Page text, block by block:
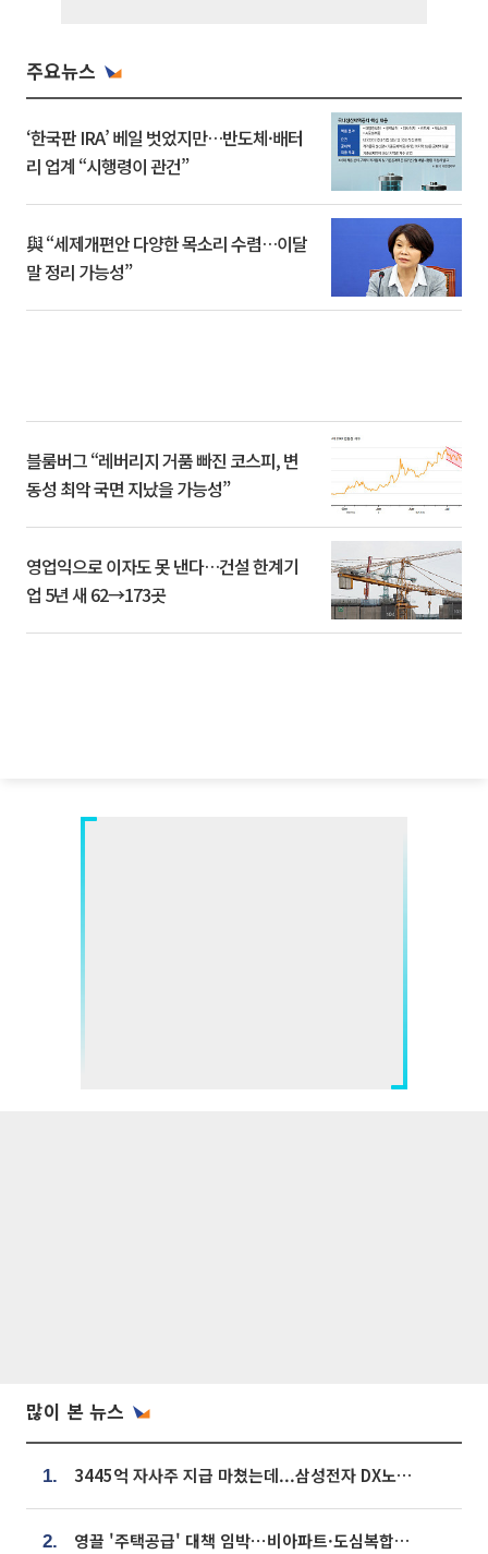
주요뉴스
‘한국판 IRA’ 베일 벗었지만…반도체·배터
리 업계 “시행령이 관건”
與 “세제개편안 다양한 목소리 수렴…이달
말 정리 가능성”
블룸버그 “레버리지 거품 빠진 코스피, 변
동성 최악 국면 지났을 가능성”
영업익으로 이자도 못 낸다…건설 한계기
업 5년 새 62→173곳
많이 본 뉴스
1. 3445억 자사주 지급 마쳤는데...삼성전자 DX노조, 뒤늦은 '떼쓰기 집회'
2. 영끌 '주택공급' 대책 임박⋯비아파트·도심복합까지 총동원